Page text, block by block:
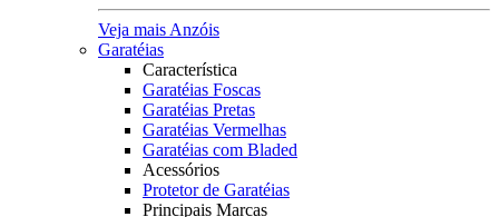
Veja mais Anzóis
Garatéias
Característica
Garatéias Foscas
Garatéias Pretas
Garatéias Vermelhas
Garatéias com Bladed
Acessórios
Protetor de Garatéias
Principais Marcas